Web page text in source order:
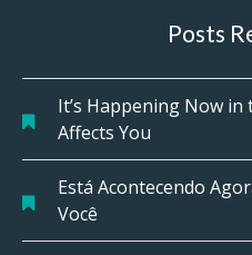
Posts
It’s Happening Now
Affects You
Está Acontecendo
Você